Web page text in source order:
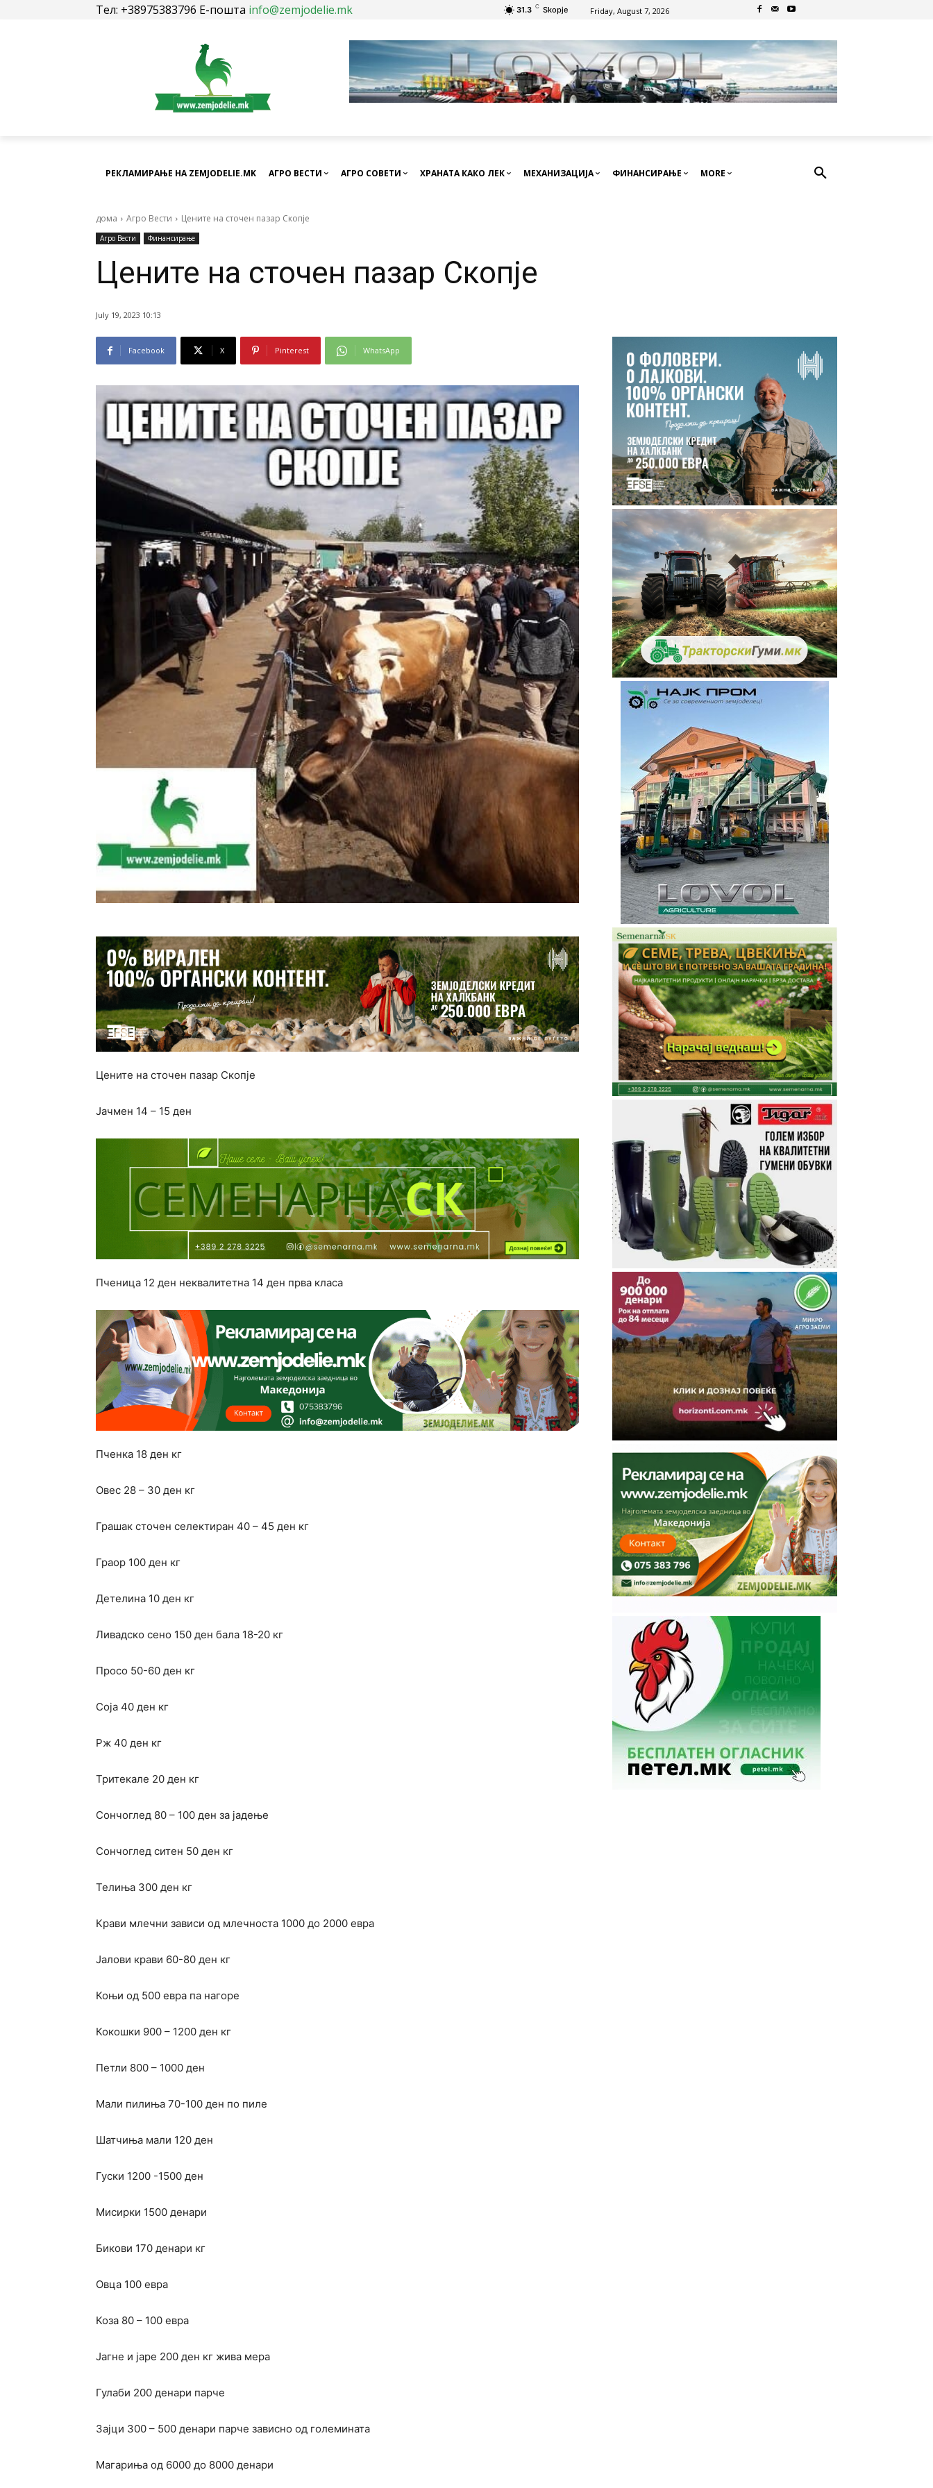
Тел: +38975383796 Е-пошта info@zemjodelie.mk 31.3 C Skopje Friday, August 7, 2026
РЕКЛАМИРАЊЕ НА ZEMJODELIE.MK АГРО ВЕСТИ АГРО СОВЕТИ ХРАНАТА КАКО ЛЕК МЕХАНИЗАЦИЈА ФИНАНСИРАЊЕ MORE
дома Агро Вести Цените на сточен пазар Скопје
Агро Вести Финансирање
Цените на сточен пазар Скопје
July 19, 2023 10:13
Facebook X Pinterest WhatsApp
Цените на сточен пазар Скопје
Јачмен 14 – 15 ден
Пченица 12 ден неквалитетна 14 ден прва класа
Пченка 18 ден кг
Овес 28 – 30 ден кг
Грашак сточен селектиран 40 – 45 ден кг
Граор 100 ден кг
Детелина 10 ден кг
Ливадско сено 150 ден бала 18-20 кг
Просо 50-60 ден кг
Соја 40 ден кг
Рж 40 ден кг
Тритекале 20 ден кг
Сончоглед 80 – 100 ден за јадење
Сончоглед ситен 50 ден кг
Телиња 300 ден кг
Крави млечни зависи од млечноста 1000 до 2000 евра
Јалови крави 60-80 ден кг
Коњи од 500 евра па нагоре
Кокошки 900 – 1200 ден кг
Петли 800 – 1000 ден
Мали пилиња 70-100 ден по пиле
Шатчиња мали 120 ден
Гуски 1200 -1500 ден
Мисирки 1500 денари
Бикови 170 денари кг
Овца 100 евра
Коза 80 – 100 евра
Јагне и јаре 200 ден кг жива мера
Гулаби 200 денари парче
Зајци 300 – 500 денари парче зависно од големината
Магариња од 6000 до 8000 денари